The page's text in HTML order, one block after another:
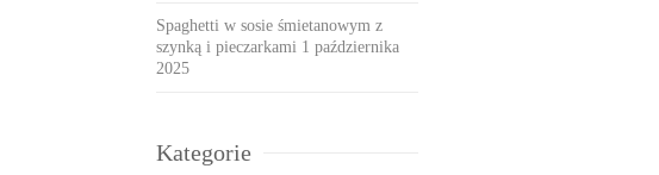
Spaghetti w sosie śmietanowym z
szynką i pieczarkami 1 października
2025
Kategorie